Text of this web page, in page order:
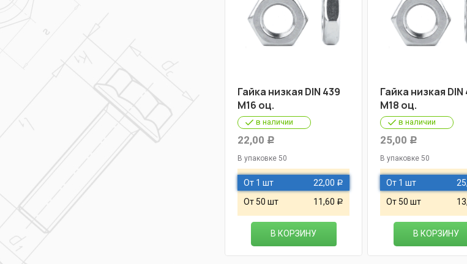
Гайка низкая DIN 439
М16 оц.
в наличии
22,00 Р
В упаковке 50
От 1 шт 22,00 Р
От 50 шт 11,60 Р
В КОРЗИНУ
Гайка низкая DIN
М18 оц.
в наличии
25,00 Р
В упаковке 50
От 1 шт
От 50 шт
В КОРЗИНУ